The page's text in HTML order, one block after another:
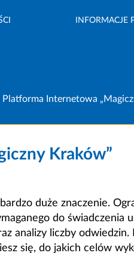
INFORMACJE
Platforma Internetowa
Kraków”
duże znaczenie.
do świadczenia
analizy liczby
się, do jakich celów